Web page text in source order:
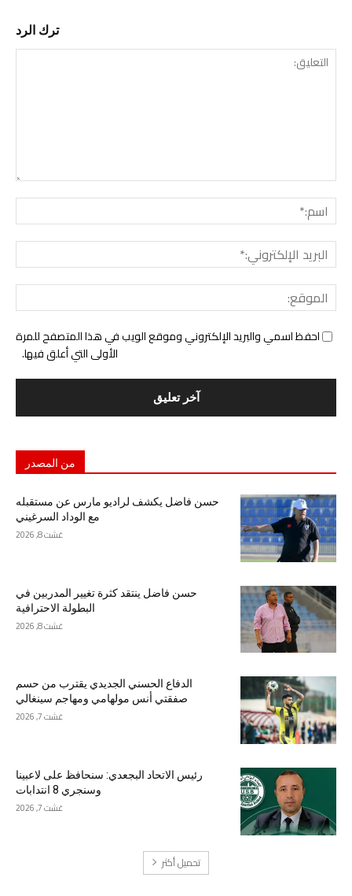
ترك الرد
احفظ اسمي والبريد الإلكتروني وموقع الويب في هذا المتصفح للمرة
الأولى التي أعلق فيها.
من المصدر
حسن فاضل يكشف لراديو مارس عن مستقبله
مع الوداد السرغيني
غشت 8, 2026
حسن فاضل ينتقد كثرة تغيير المدربين في
البطولة الاحترافية
غشت 8, 2026
الدفاع الحسني الجديدي يقترب من حسم
صفقتي أنس مولهامي ومهاجم سينغالي
غشت 7, 2026
رئيس الاتحاد البجعدي: سنحافظ على لاعبينا
وسنجري 8 انتدابات
غشت 7, 2026
تحميل أكثر